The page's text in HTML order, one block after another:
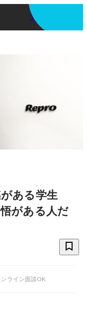
アプリを使う
ある学生
がある人だ
ンライン面談OK